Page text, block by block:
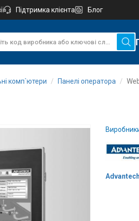
Підтримка клієнта Блог
комп`ютери Панелі оператора
Advantech